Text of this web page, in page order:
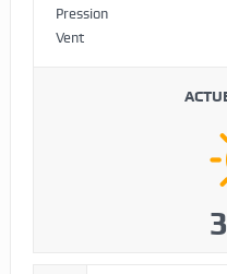
Pression
Vent